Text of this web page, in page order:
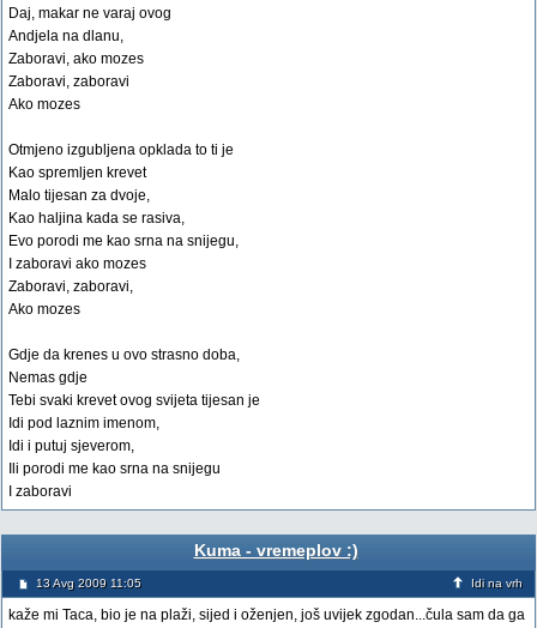
Daj, makar ne varaj ovog
Andjela na dlanu,
Zaboravi, ako mozes
Zaboravi, zaboravi
Ako mozes
Otmjeno izgubljena opklada to ti je
Kao spremljen krevet
Malo tijesan za dvoje,
Kao haljina kada se rasiva,
Evo porodi me kao srna na snijegu,
I zaboravi ako mozes
Zaboravi, zaboravi,
Ako mozes
Gdje da krenes u ovo strasno doba,
Nemas gdje
Tebi svaki krevet ovog svijeta tijesan je
Idi pod laznim imenom,
Idi i putuj sjeverom,
Ili porodi me kao srna na snijegu
I zaboravi
Kuma - vremeplov :)
13 Avg 2009 11:05 Idi na vrh
kaže mi Taca, bio je na plaži, sijed i oženjen, još uvijek zgodan...čula sam da ga